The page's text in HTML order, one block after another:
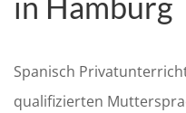
Spanisch
qualifizierten